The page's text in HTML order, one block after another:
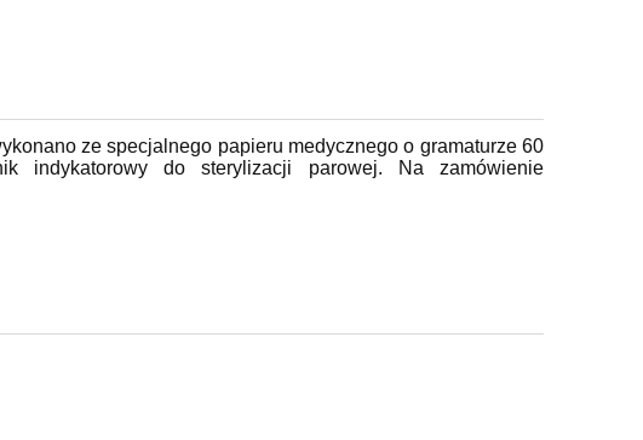
ze specjalnego papieru medycznego o gramaturze 60
indykatorowy do sterylizacji parowej. Na zamówienie